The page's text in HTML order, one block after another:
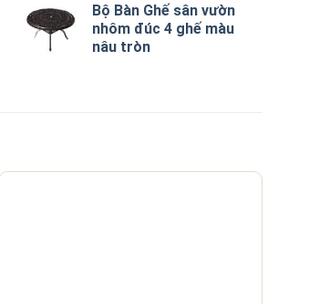
Bộ Bàn Ghế sân vườn
nhôm đúc 4 ghế màu
nâu tròn